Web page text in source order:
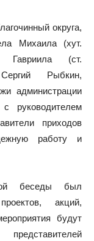
округа,
Михаила (хут.
Гавриила (ст.
Рыбкин,
администрации
руководителем
приходов
работу и
беседы был
акций,
будут